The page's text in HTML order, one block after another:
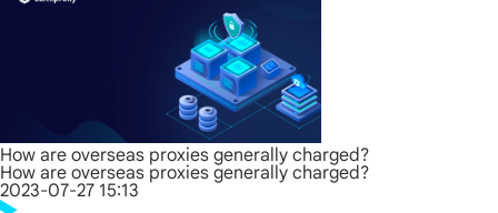
How are overseas proxies generally charged?
How are overseas proxies generally charged?
2023-07-27 15:13